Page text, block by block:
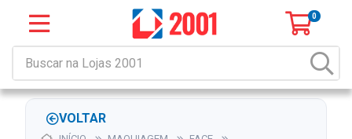
0
VOLTAR